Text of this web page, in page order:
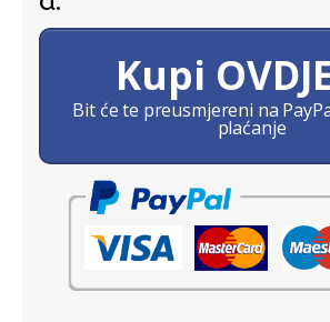
Kupi
Bit će te preusmjereni na
plaćanje